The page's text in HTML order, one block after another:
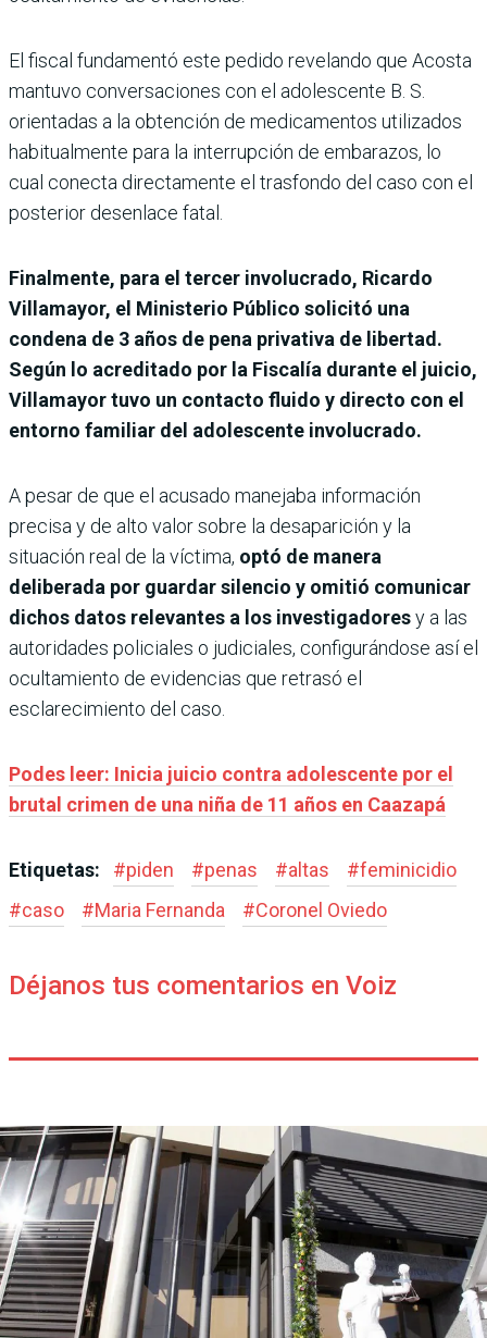
El fiscal fundamentó este pedido revelando que Acosta
mantuvo conversaciones con el adolescente B. S.
orientadas a la obtención de medicamentos utilizados
habitualmente para la interrupción de embarazos, lo
cual conecta directamente el trasfondo del caso con el
posterior desenlace fatal.
Finalmente, para el tercer involucrado, Ricardo
Villamayor, el Ministerio Público solicitó una
condena de 3 años de pena privativa de libertad.
Según lo acreditado por la Fiscalía durante el juicio,
Villamayor tuvo un contacto fluido y directo con el
entorno familiar del adolescente involucrado.
A pesar de que el acusado manejaba información
precisa y de alto valor sobre la desaparición y la
situación real de la víctima, optó de manera
deliberada por guardar silencio y omitió comunicar
dichos datos relevantes a los investigadoresy a las
autoridades policiales o judiciales, configurándose así el
ocultamiento de evidencias que retrasó el
esclarecimiento del caso.
Podes leer: Inicia juicio contra adolescente por el
brutal crimen de una niña de 11 años en Caazapá
Etiquetas: #piden #penas #altas #feminicidio
#caso #Maria Fernanda #Coronel Oviedo
Déjanos tus comentarios en Voiz